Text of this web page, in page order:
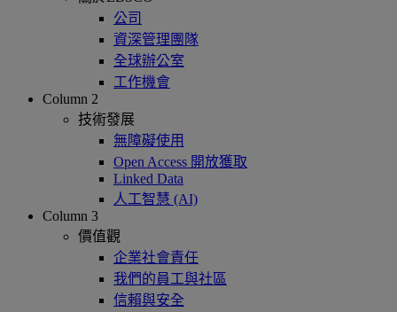
公司
資深管理團隊
全球辦公室
工作機會
Column 2
技術發展
無障礙使用
Open Access 開放獲取
Linked Data
人工智慧 (AI)
Column 3
價值觀
企業社會責任
我們的員工與社區
信賴與安全